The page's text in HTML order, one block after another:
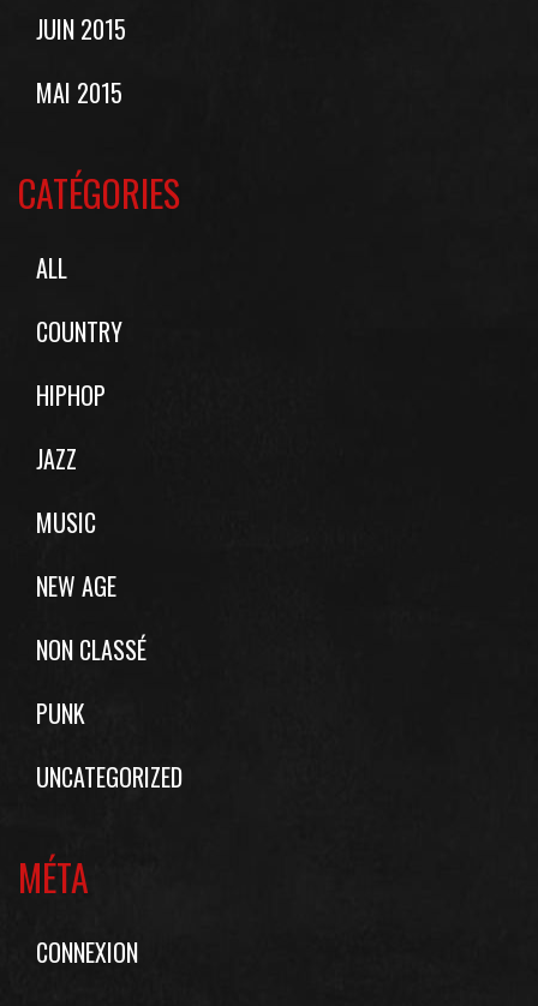
JUIN 2015
MAI 2015
CATÉGORIES
ALL
COUNTRY
HIPHOP
JAZZ
MUSIC
NEW AGE
NON CLASSÉ
PUNK
UNCATEGORIZED
MÉTA
CONNEXION